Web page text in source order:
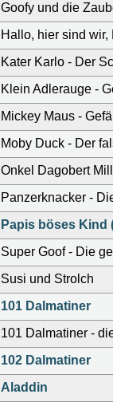
Goofy und die
Hallo, hier sind
Kater Karlo - Der
Klein Adlerauge -
Mickey Maus -
Moby Duck - Der
Onkel Dagobert
Panzerknacker -
Papis böses Kind
Super Goof - Die
Susi und Strolch
101 Dalmatiner
101 Dalmatiner -
102 Dalmatiner
Aladdin